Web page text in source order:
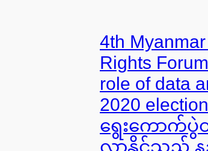
4th Myanmar
Rights
role of data
2020
ရွေးကောက်
လာနိုင်သည့် န